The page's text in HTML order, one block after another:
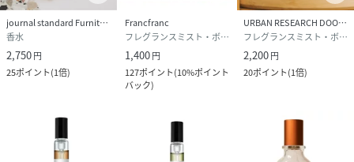
journal standard Furniture
香水
2,750円
25ポイント(1倍)
Francfranc
フレグランスミスト・ボディミスト
1,400円
127ポイント(10%ポイント
バック)
URBAN RESEARCH DOORS
フレグランスミスト・ボディミスト
2,200円
20ポイント(1倍)